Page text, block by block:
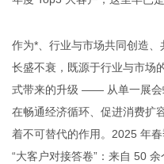
作为*、行业与市场共同创造、
长盛不衰，既源于行业与市场
式带来的升级 —— 从单一展会
在畅通经济循环、促进消费扩
着不可替代的作用。2025 年
“大客户对接答卷”：来自 50